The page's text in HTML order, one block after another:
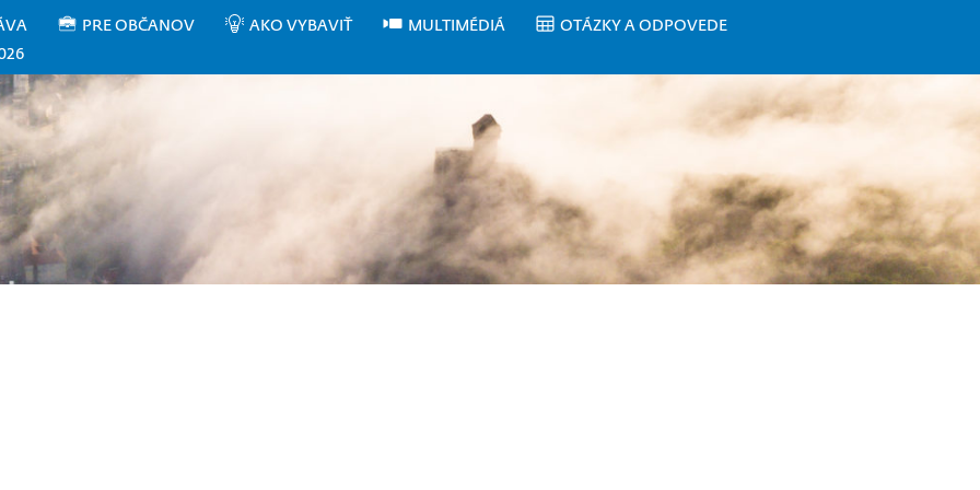
PRE OBČANOV AKO VYBAVIŤ MULTIMÉDIÁ
OTÁZKY A ODPOVEDE